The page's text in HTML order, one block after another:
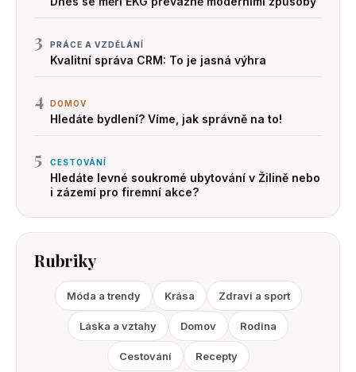
3 PRÁCE A VZDĚLÁNÍ
Kvalitní správa CRM: To je jasná výhra
4 DOMOV
Hledáte bydlení? Víme, jak správně na to!
5 CESTOVÁNÍ
Hledáte levné soukromé ubytování v Žilině nebo
i zázemí pro firemní akce?
Rubriky
Móda a trendy Krása Zdravi a sport
Láska a vztahy Domov Rodina
Cestování Recepty